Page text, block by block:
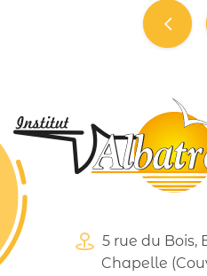
5 rue du Bois,
Chapelle